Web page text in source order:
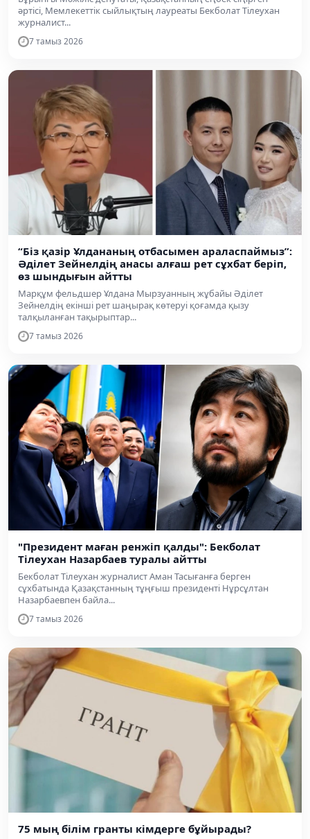
әртісі, Мемлекеттік сыйлықтың лауреаты Бекболат Тілеухан
журналист...
7 тамыз 2026
“Біз қазір Ұлдананың отбасымен араласпаймыз”:
Әділет Зейнелдің анасы алғаш рет сұхбат беріп,
өз шындығын айтты
Марқұм фельдшер Ұлдана Мырзуанның жұбайы Әділет
Зейнелдің екінші рет шаңырақ көтеруі қоғамда қызу
талқыланған тақырыптар...
7 тамыз 2026
"Президент маған ренжіп қалды": Бекболат
Тілеухан Назарбаев туралы айтты
Бекболат Тілеухан журналист Аман Тасығанға берген
сұхбатында Қазақстанның тұңғыш президенті Нұрсұлтан
Назарбаевпен байла...
7 тамыз 2026
75 мың білім гранты кімдерге бұйырады?